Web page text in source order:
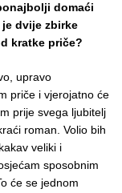
domaći
dvije zbirke
kratke priče?
upravo
priče i vjerojatno će
prije svega ljubitelj
roman. Volio bih
veliki i
sposobnim
će se jednom